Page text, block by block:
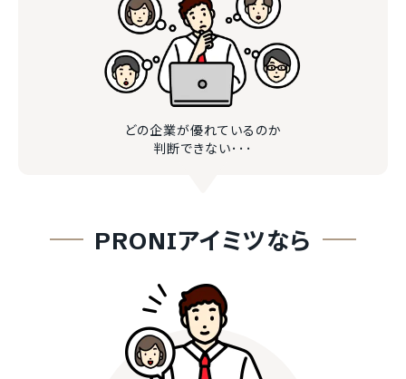
どの企業が優れているのか
判断できない･･･
PRONIアイミツなら